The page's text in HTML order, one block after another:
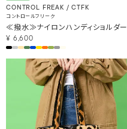
CONTROL FREAK / CTFK
コントロールフリーク
≪撥水≫ナイロンハンディショルダー
¥ 6,600